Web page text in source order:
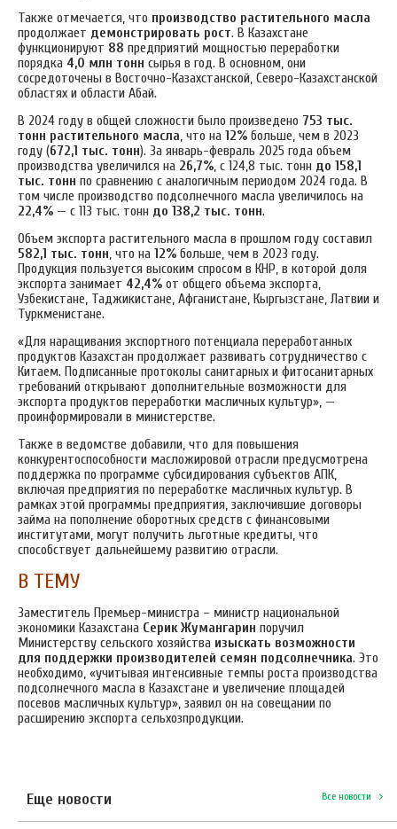
Также отмечается, что производство растительного масла
продолжает демонстрировать рост. В Казахстане
функционируют 88 предприятий мощностью переработки
порядка 4,0 млн тонн сырья в год. В основном, они
сосредоточены в Восточно-Казахстанской, Северо-Казахстанской
областях и области Абай.
В 2024 году в общей сложности было произведено 753 тыс.
тонн растительного масла, что на 12% больше, чем в 2023
году (672,1 тыс. тонн). За январь-февраль 2025 года объем
производства увеличился на 26,7%, с 124,8 тыс. тонн до 158,1
тыс. тонн по сравнению с аналогичным периодом 2024 года. В
том числе производство подсолнечного масла увеличилось на
22,4% — с 113 тыс. тонн до 138,2 тыс. тонн.
Объем экспорта растительного масла в прошлом году составил
582,1 тыс. тонн, что на 12% больше, чем в 2023 году.
Продукция пользуется высоким спросом в КНР, в которой доля
экспорта занимает 42,4% от общего объема экспорта,
Узбекистане, Таджикистане, Афганистане, Кыргызстане, Латвии и
Туркменистане.
«Для наращивания экспортного потенциала переработанных
продуктов Казахстан продолжает развивать сотрудничество с
Китаем. Подписанные протоколы санитарных и фитосанитарных
требований открывают дополнительные возможности для
экспорта продуктов переработки масличных культур», —
проинформировали в министерстве.
Также в ведомстве добавили, что для повышения
конкурентоспособности масложировой отрасли предусмотрена
поддержка по программе субсидирования субъектов АПК,
включая предприятия по переработке масличных культур. В
рамках этой программы предприятия, заключившие договоры
займа на пополнение оборотных средств с финансовыми
институтами, могут получить льготные кредиты, что
способствует дальнейшему развитию отрасли.
В ТЕМУ
Заместитель Премьер-министра – министр национальной
экономики Казахстана Серик Жумангарин поручил
Министерству сельского хозяйства изыскать возможности
для поддержки производителей семян подсолнечника. Это
необходимо, «учитывая интенсивные темпы роста производства
подсолнечного масла в Казахстане и увеличение площадей
посевов масличных культур», заявил он на совещании по
расширению экспорта сельхозпродукции.
Еще новости Все новости